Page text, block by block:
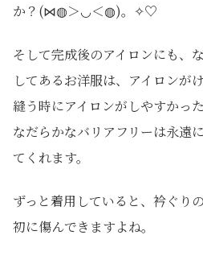
か？(⋈◍＞◡＜◍)。✧♡
そして完成後のアイロンにも、
してあるお洋服は、アイロンが
縫う時にアイロンがしやすかっ
なだらかなバリアフリーは永遠
てくれます。
ずっと着用していると、衿ぐり
初に傷んできますよね。